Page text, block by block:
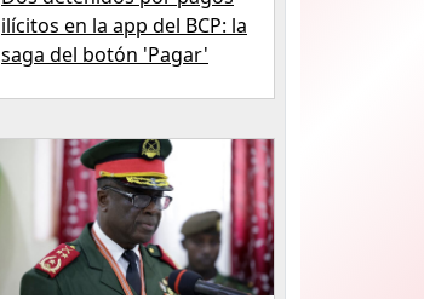
ilícitos en la app del BCP: la
saga del botón 'Pagar'